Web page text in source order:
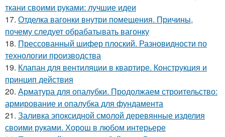
ткани своими руками: лучшие идеи
17. Отделка вагонки внутри помещения. Причины,
почему следует обрабатывать вагонку
18. Прессованный шифер плоский. Разновидности по
технологии производства
19. Клапан для вентиляции в квартире. Конструкция и
принцип действия
20. Арматура для опалубки. Продолжаем строительство:
армирование и опалубка для фундамента
21. Заливка эпоксидной смолой деревянные изделия
своими руками. Хорош в любом интерьере